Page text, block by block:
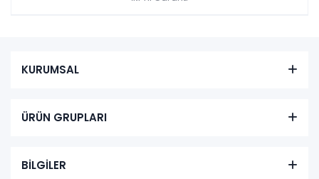
KURUMSAL
ÜRÜN GRUPLARI
BİLGİLER